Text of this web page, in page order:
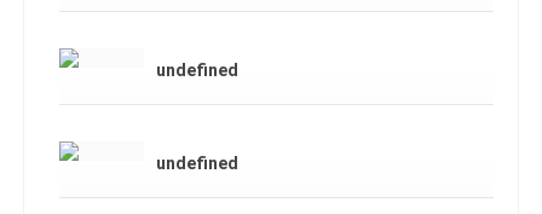
undefined
undefined